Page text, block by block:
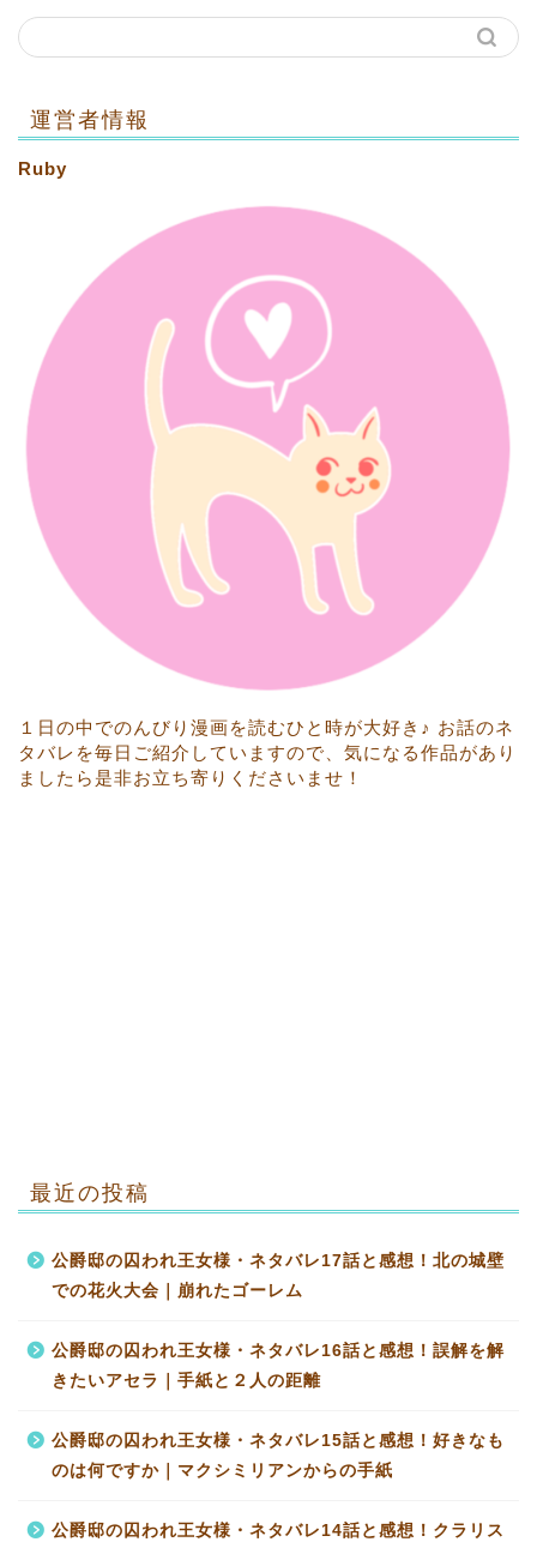
運営者情報
Ruby
１日の中でのんびり漫画を読むひと時が大好き♪ お話のネ
タバレを毎日ご紹介していますので、気になる作品があり
ましたら是非お立ち寄りくださいませ！
最近の投稿
公爵邸の囚われ王女様・ネタバレ17話と感想！北の城壁
での花火大会｜崩れたゴーレム
公爵邸の囚われ王女様・ネタバレ16話と感想！誤解を解
きたいアセラ｜手紙と２人の距離
公爵邸の囚われ王女様・ネタバレ15話と感想！好きなも
のは何ですか｜マクシミリアンからの手紙
公爵邸の囚われ王女様・ネタバレ14話と感想！クラリス